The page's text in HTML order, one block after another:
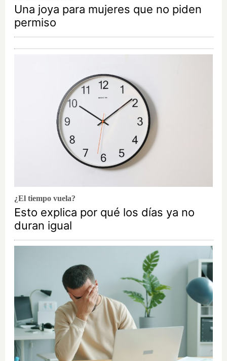
Una joya para mujeres que no piden
permiso
¿El tiempo vuela?
Esto explica por qué los días ya no
duran igual